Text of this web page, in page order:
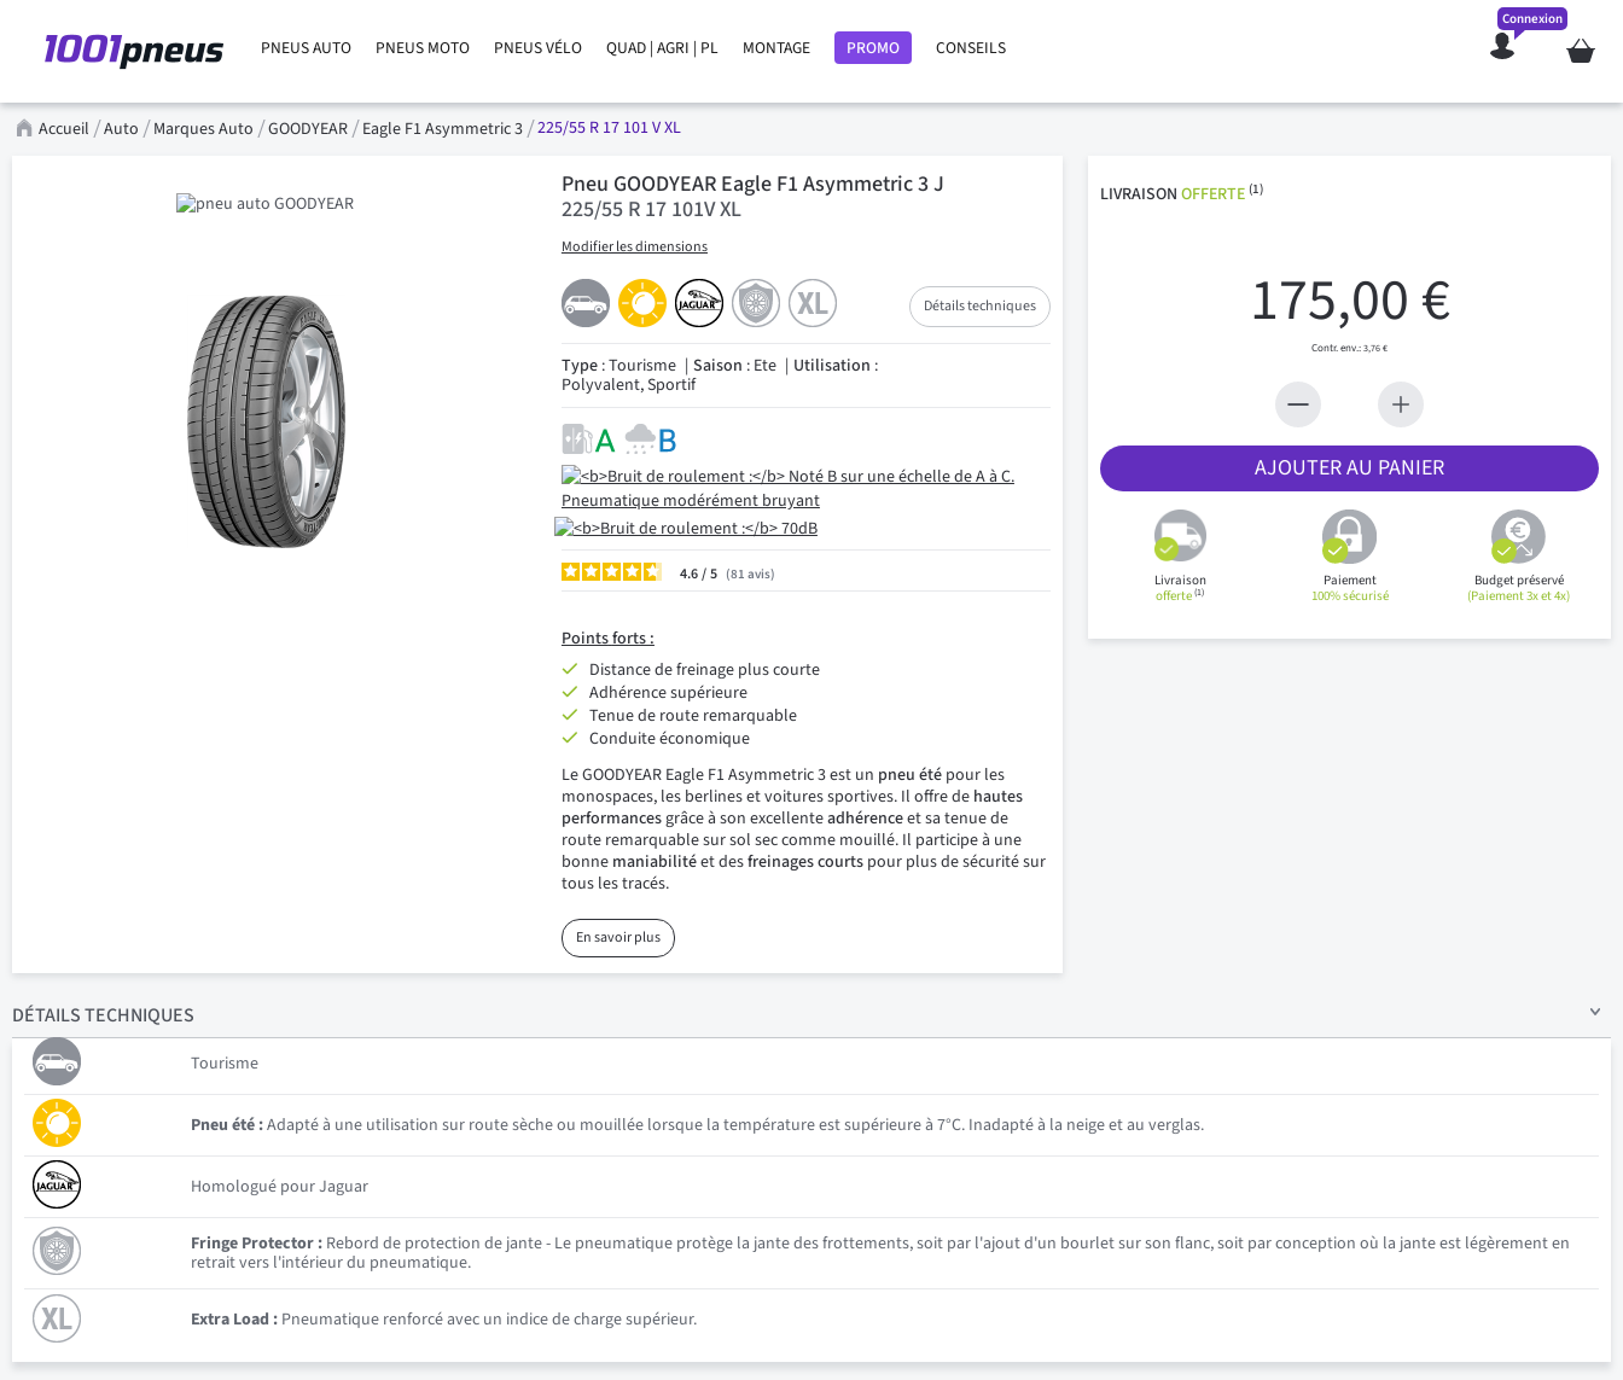
PNEUS AUTO PNEUS MOTO PNEUS VÉLO QUAD | AGRI | PL MONTAGE PROMO CONSEILS Mon
Connexion
Accueil Auto Marques Auto GOODYEAR Eagle F1 Asymmetric 3 225/55 R 17 101 V XL
Pneu GOODYEAR Eagle F1 Asymmetric 3 J
225/55 R 17 101V XL
Modifier les dimensions
Détails techniques
Type: Tourisme Saison : Ete Utilisation :
Polyvalent, Sportif
4.6/ 81 avis
Pointsforts :
Distance de freinage plus courte
Adhérence supérieure
Tenue de route remarquable
Conduite économique
Le GOODYEAR Eagle F1 Asymmetric 3 est un pneu étépour les
monospaces, les berlines et voitures sportives. Il offre de hautes
performancesgrâce à son excellenteadhérenceet sa tenue de
route remarquable sur sol sec comme mouillé. Il participe à une
bonne maniabilitéet desfreinages courts pour plus de sécurité sur
tous les tracés.
En savoir plus
LIVRAISONOFFERTE (1)
175,00 €
3,76 €
AJOUTER AU PANIER
Livraison
offerte(1)
Paiement
100% sécurisé
Budget préservé
(Paiement 3x et 4x)
DÉTAILSTECHNIQUES
Tourisme
Pneu été :Adapté à une utilisation sur route sèche ou mouillée lorsque la température est supérieure à 7°C. Inadapté à la neige et au verglas.
Homologué pour Jaguar
Fringe Protector : Rebord de protection de jante - Le pneumatique protège la jante des frottements, soit par l'ajout d'un bourlet sur son flanc, soit par conception où la jante est légèrement en
retrait vers l'intérieur du pneumatique.
Extra Load : Pneumatique renforcé avec un indice de charge supérieur.